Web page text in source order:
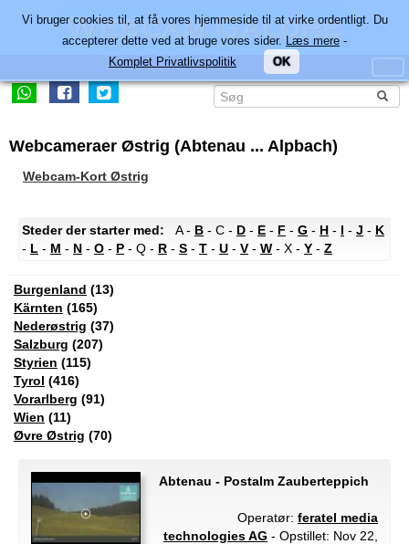
Webcameraer Østrig (Abtenau ... Alpbach)
Webcam-Kort Østrig
Steder der starter med: A - B - C - D - E - F - G - H - I - J - K
- L - M - N - O - P - Q - R - S - T - U - V- W - X - Y - Z
Burgenland (13)
Kärnten (165)
Nederøstrig (37)
Salzburg (207)
Styrien (115)
Tyrol (416)
Vorarlberg (91)
Wien (11)
Øvre Østrig (70)
Abtenau - Postalm Zauberteppich
Operatør: feratel media
technologies AG - Opstillet: Nov 22,
Vi bruger cookies til, at få vores hjemmeside til at virke ordentligt. Du
accepterer dette ved at bruge vores sider. Læs mere -
Komplet Privatlivspolitik
OK